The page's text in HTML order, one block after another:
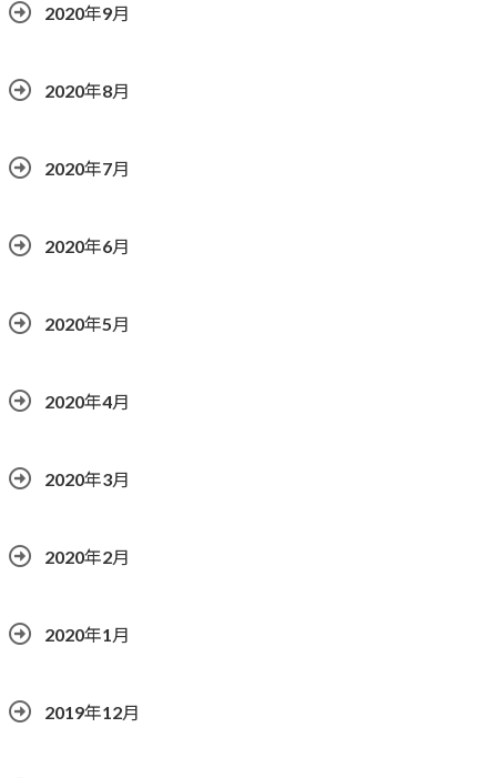
2020年9月
2020年8月
2020年7月
2020年6月
2020年5月
2020年4月
2020年3月
2020年2月
2020年1月
2019年12月